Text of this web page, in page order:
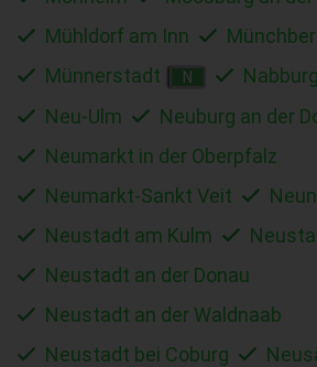
Mühldorf am Inn
Münnerstadt
N Nabburg
Neu-Ulm
Neuburg an der
Neumarkt in der Oberpfalz
Neumarkt-Sankt Veit
Neustadt am Kulm
Neustadt an der Donau
Neustadt an der Waldnaab
Neustadt bei Coburg